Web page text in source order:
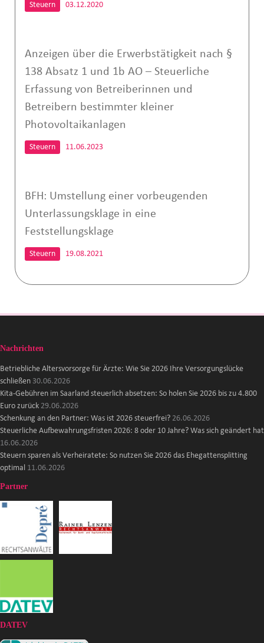
Steuern 03.12.2020
Anzeigen über die Erwerbstätigkeit nach §
138 Absatz 1 und 1b AO – Steuerliche
Erfassung von Betreiberinnen und
Betreibern bestimmter kleiner
Photovoltaikanlagen
Steuern 11.06.2023
BFH: Umstellung einer vorbeugenden
Unterlassungsklage in eine
Feststellungsklage
Steuern 19.08.2021
Nachrichten
Betriebliche Altersvorsorge für Ärzte: Wie Sie 2026 Ihre Versorgungslücke
schließen 30.06.2026
Kita-Gebühren im Saarland steuerlich absetzen: So holen Sie 2026 bis zu 4.800
Euro zurück 29.06.2026
Schenkung an den Partner: Was ist 2026 steuerfrei? 26.06.2026
Steuerliche Aufbewahrungsfristen 2026: 8 oder 10 Jahre? Was sich geändert hat
16.06.2026
Steuern sparen als Verheiratete: So nutzen Sie 2026 das Ehegattensplitting
optimal 11.06.2026
Partner
DATEV